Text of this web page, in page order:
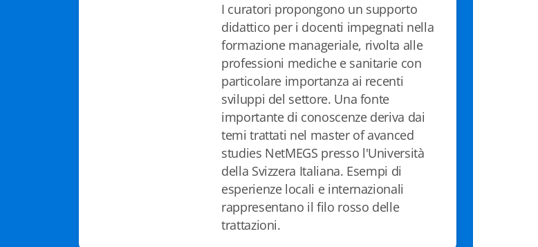
I curatori propongono un supporto
didattico per i docenti impegnati nella
formazione manageriale, rivolta alle
professioni mediche e sanitarie con
particolare importanza ai recenti
sviluppi del settore. Una fonte
importante di conoscenze deriva dai
temi trattati nel master of avanced
studies NetMEGS presso l'Università
della Svizzera Italiana. Esempi di
esperienze locali e internazionali
rappresentano il filo rosso delle
trattazioni.